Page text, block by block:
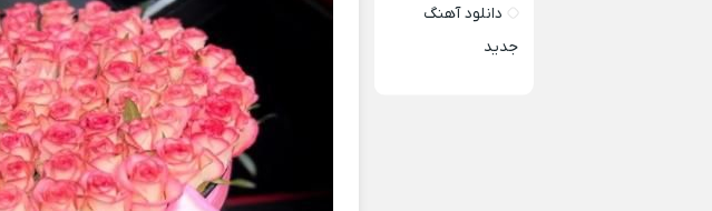
دانلود آهنگ
جدید